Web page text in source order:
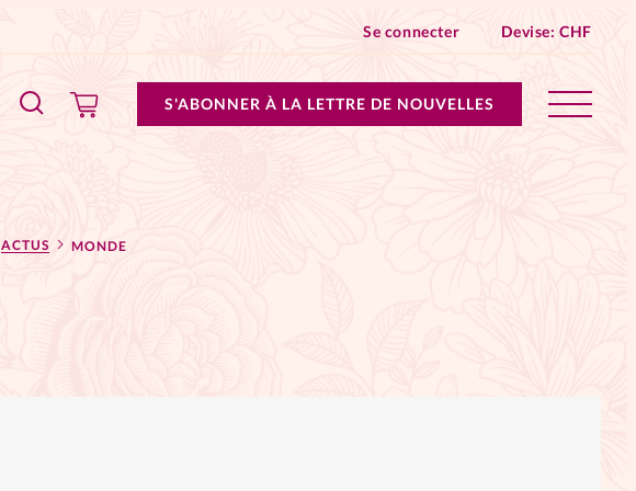
Se connecter Devise:CHF
S'ABONNER À LA LETTRE DE NOUVELLES
ACTUS MONDE